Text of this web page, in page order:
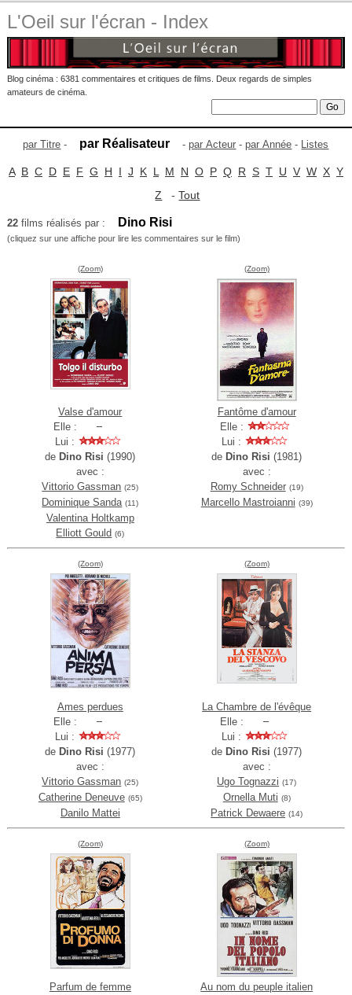
L'Oeil sur l'écran - Index
Blog cinéma : 6381 commentaires et critiques de films. Deux regards de simples
amateurs de cinéma.
par Titre - par Réalisateur -par Acteur -par Année - Listes
A B C D E F G H I J K L M N O P Q R S T U V W X Y
Z -Tout
22films réalisés par : Dino Risi
(cliquez sur une affiche pour lire les commentaires sur le film)
(Zoom)
Valse d'amour
Elle :
Lui :
de Dino Risi (1990)
avec :
Vittorio Gassman (25)
Dominique Sanda (11)
Valentina Holtkamp
Elliott Gould (6)
(Zoom)
Fantôme d'amour
Elle :
Lui :
de Dino Risi (1981)
avec :
Romy Schneider (19)
Marcello Mastroianni (39)
(Zoom)
Ames perdues
Elle :
Lui :
de Dino Risi (1977)
avec :
Vittorio Gassman (25)
Catherine Deneuve (65)
Danilo Mattei
(Zoom)
La Chambre de l'évêque
Elle :
Lui :
de Dino Risi (1977)
avec :
Ugo Tognazzi (17)
Ornella Muti (8)
Patrick Dewaere (14)
(Zoom)
Parfum de femme
(Zoom)
Au nom du peuple italien